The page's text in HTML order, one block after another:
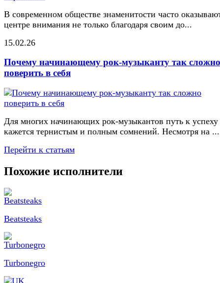
В современном обществе знаменитости часто
центре внимания не только благодаря своим до...
15.02.26
Почему начинающему рок-музыканту так сложно
поверить в себя
Для многих начинающих рок-музыкантов путь к успеху
кажется тернистым и полным сомнений. Несмотря на ...
Перейти к статьям
Похожие исполнители
Beatsteaks
Turbonegro